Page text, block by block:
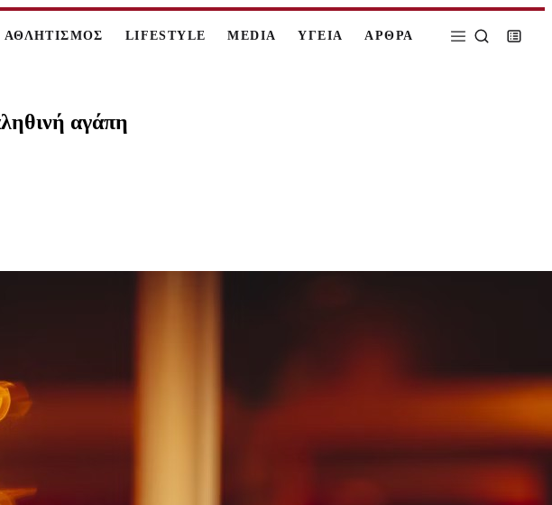
ΑΘΛΗΤΙΣΜΟΣ LIFESTYLE MEDIA ΥΓΕΙΑ ΑΡΘΡΑ
αγάπη